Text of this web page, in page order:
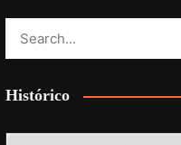
Histórico